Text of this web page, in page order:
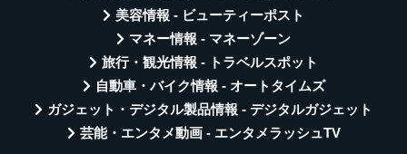
美容情報 - ビューティーポスト
マネー情報 - マネーゾーン
旅行・観光情報 - トラベルスポット
自動車・バイク情報 - オートタイムズ
ガジェット・デジタル製品情報 - デジタルガジェット
芸能・エンタメ動画 - エンタメラッシュTV